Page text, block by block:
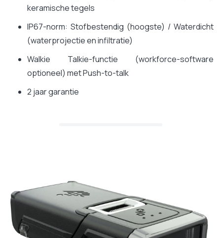
keramische tegels
IP67-norm: Stofbestendig (hoogste) / Waterdicht
(waterprojectie en infiltratie)
Walkie Talkie-functie (workforce-software
optioneel) met Push-to-talk
2 jaar garantie